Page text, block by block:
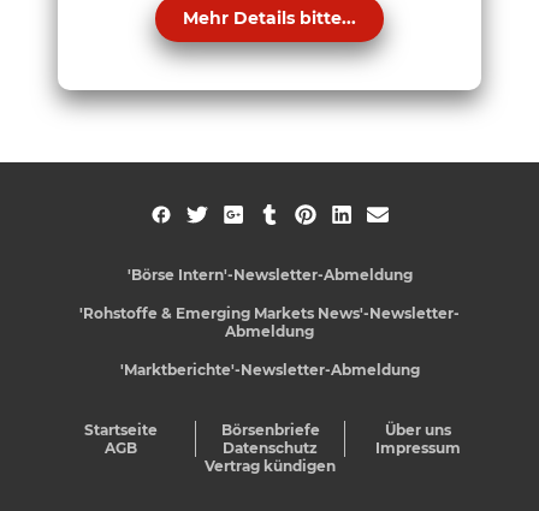
Mehr Details bitte...
'Börse Intern'-Newsletter-Abmeldung
'Rohstoffe & Emerging Markets News'-Newsletter-
Abmeldung
'Marktberichte'-Newsletter-Abmeldung
Startseite Börsenbriefe
Über uns
AGB
Datenschutz
Impressum
Vertrag kündigen